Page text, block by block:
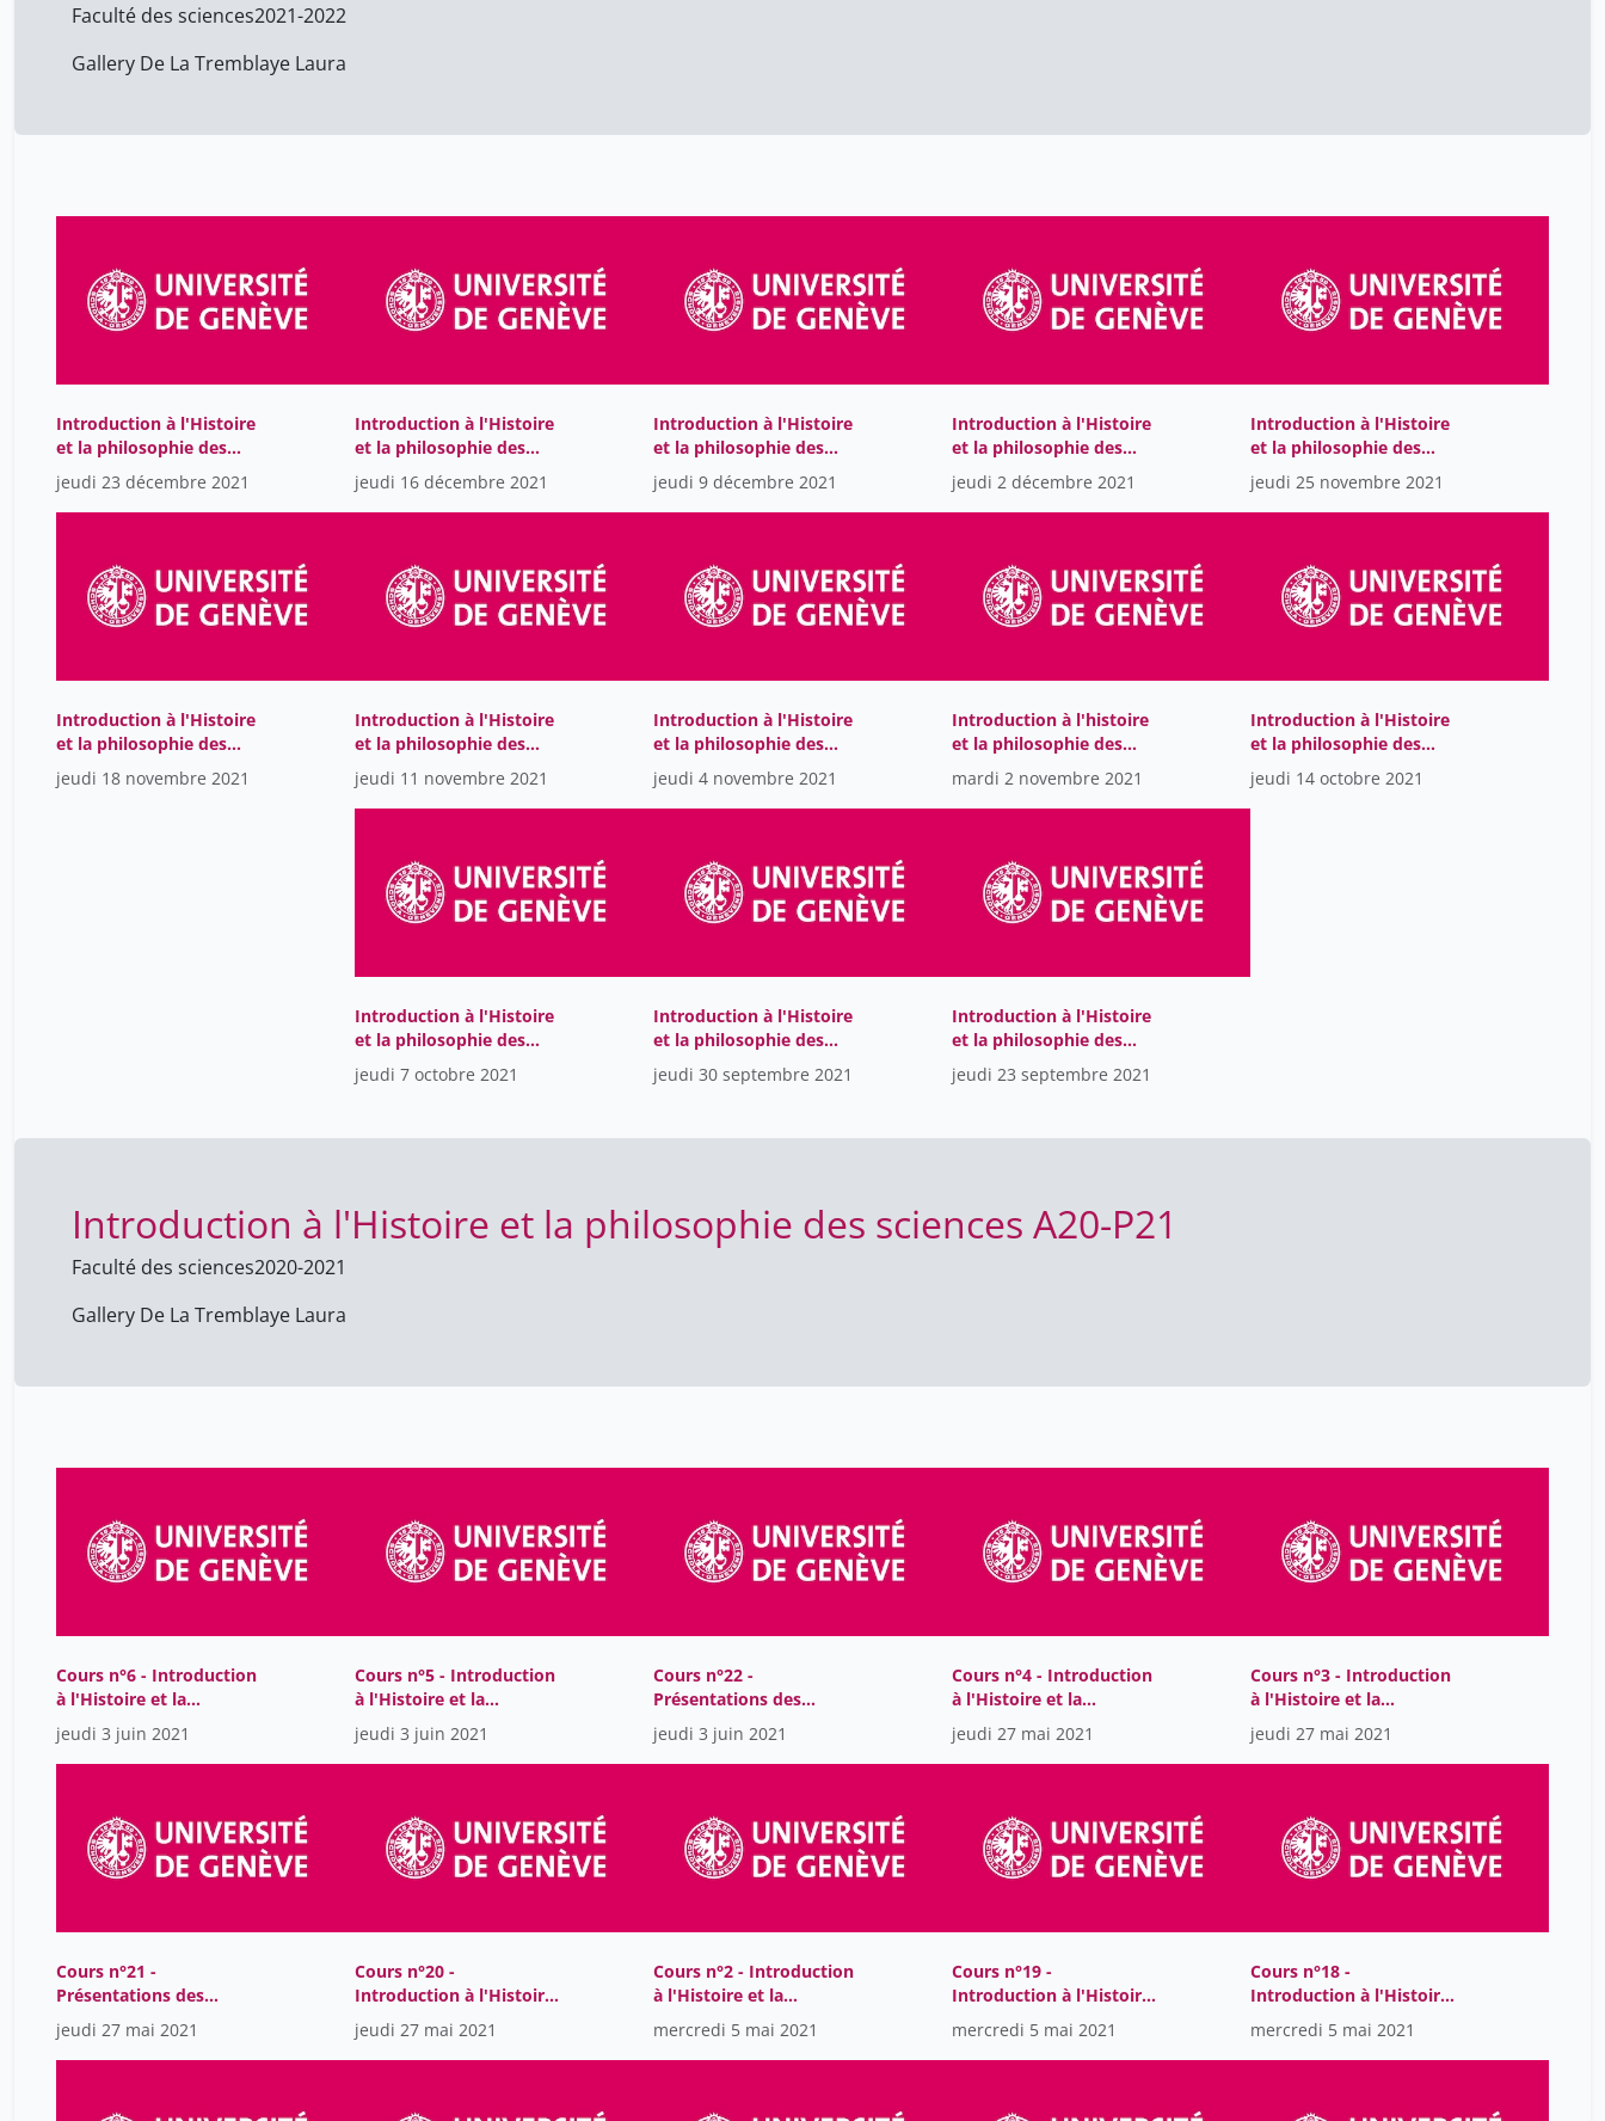
Faculté des sciences2021-2022
Gallery De La Tremblaye Laura
Introduction à l'Histoire
et la philosophie des
sciences
jeudi 23 décembre 2021
Introduction à l'Histoire
et la philosophie des
sciences
jeudi 16 décembre 2021
Introduction à l'Histoire
et la philosophie des
sciences
jeudi 9 décembre 2021
Introduction à l'Histoire
et la philosophie des
sciences
jeudi 2 décembre 2021
Introduction à l'Histoire
et la philosophie des
sciences
jeudi 25 novembre 2021
Introduction à l'Histoire
et la philosophie des
sciences
jeudi 18 novembre 2021
Introduction à l'Histoire
et la philosophie des
sciences
jeudi 11 novembre 2021
Introduction à l'Histoire
et la philosophie des
sciences
jeudi 4 novembre 2021
Introduction à l'histoire
et la philosophie des
sciences-GMT2021-10-
21T14:16:47Z
mardi 2 novembre 2021
Introduction à l'Histoire
et la philosophie des
sciences
jeudi 14 octobre 2021
Introduction à l'Histoire
et la philosophie des
sciences
jeudi 7 octobre 2021
Introduction à l'Histoire
et la philosophie des
sciences
jeudi 30 septembre 2021
Introduction à l'Histoire
et la philosophie des
sciences
jeudi 23 septembre 2021
Introduction à l'Histoire et la philosophie des sciences A20-P21
Faculté des sciences2020-2021
Gallery De La Tremblaye Laura
Cours n°6 - Introduction
à l'Histoire et la
philosophie des sciences
jeudi 3 juin 2021
Cours n°5 - Introduction
à l'Histoire et la
philosophie des sciences
jeudi 3 juin 2021
Cours n°22 -
Présentations des
étudiants (2)
jeudi 3 juin 2021
Cours n°4 - Introduction
à l'Histoire et la
philosophie des sciences
jeudi 27 mai 2021
Cours n°3 - Introduction
à l'Histoire et la
philosophie des sciences
jeudi 27 mai 2021
Cours n°21 -
Présentations des
étudiants (1)
jeudi 27 mai 2021
Cours n°20 -
Introduction à l'Histoire
et la philosophie des
sciences
jeudi 27 mai 2021
Cours n°2 - Introduction
à l'Histoire et la
philosophie des sciences
mercredi 5 mai 2021
Cours n°19 -
Introduction à l'Histoire
et la philosophie des
sciences
mercredi 5 mai 2021
Cours n°18 -
Introduction à l'Histoire
et la philosophie des
sciences
mercredi 5 mai 2021